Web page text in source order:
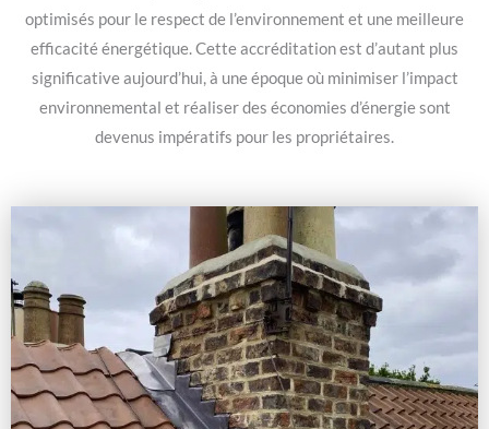
optimisés pour le respect de l’environnement et une meilleure
efficacité énergétique. Cette accréditation est d’autant plus
significative aujourd’hui, à une époque où minimiser l’impact
environnemental et réaliser des économies d’énergie sont
devenus impératifs pour les propriétaires.